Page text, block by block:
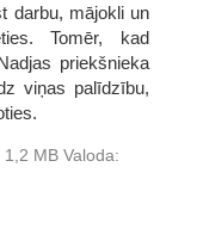
darbu, mājokli un
Tomēr, kad
priekšnieka
viņas palīdzību,
1,2 MB Valoda: